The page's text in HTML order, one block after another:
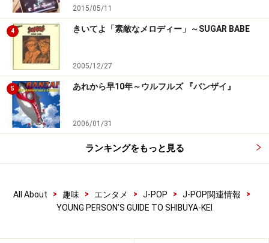
2015/05/11
4 きいてよ「素敵なメロディー」～SUGAR BABE
2005/12/27
5 あれから早10年～ウルフルズ 『バンザイ』
2006/01/31
ランキングをもっと見る
All About > 趣味 > エンタメ > J-POP > J-POP関連情報
>
YOUNG PERSON’S GUIDE TO SHIBUYA-KEI